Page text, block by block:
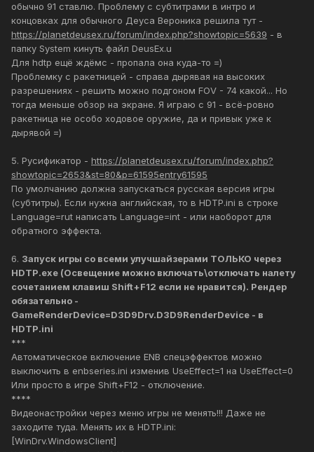
обычно 91 ставлю. Проблему с субтитрами в интро и
концовках для обычного Деуса Вероника решила тут -
https://planetdeusex.ru/forum/index.php?showtopic=5639 - в
папку System кинуть файл DeusEx.u
Для hdtp ещё ждёмс - пропала она куда-то =)
Проблемку с ракетницей - справа дырявая на высоких
разрешениях - решить можно подгоном FOV - 74 какой... Но
тогда меньше обзор на экране. Я играю с 91 - всё-ровно
ракетница не особо ходовое оружие, да и привык уже к
дырявой =)
5. Русификатор - https://planetdeusex.ru/forum/index.php?
showtopic=2653&st=80&p=61595entry61595
По умолчанию должна запускаться русская версия игры
(субтитры). Если нужна английская, то в HDTP.ini в строке
Language=rut написать Language=int - или наоборот для
обратного эффекта.
6. Запуск игры со всеми улучшайзерами ТОЛЬКО через
HDTP.exe (Освещение можно включать\отключать налету
сочетанием клавиш Shift+F12 если не нравится). Рендер
обязательно -
GameRenderDevice=D3D9Drv.D3D9RenderDevice - в
HDTP.ini
***
Автоматическое включение ENB спецэффектов можно
выключить в enbseries.ini изменив UseEffect=1 на UseEffect=0
Или просто в игре Shift+F12 - отключение.
****
Видеонастройки через меню игры не менять!!! Даже не
заходите туда. Менять их в HDTP.ini:
[WinDrv.WindowsClient]